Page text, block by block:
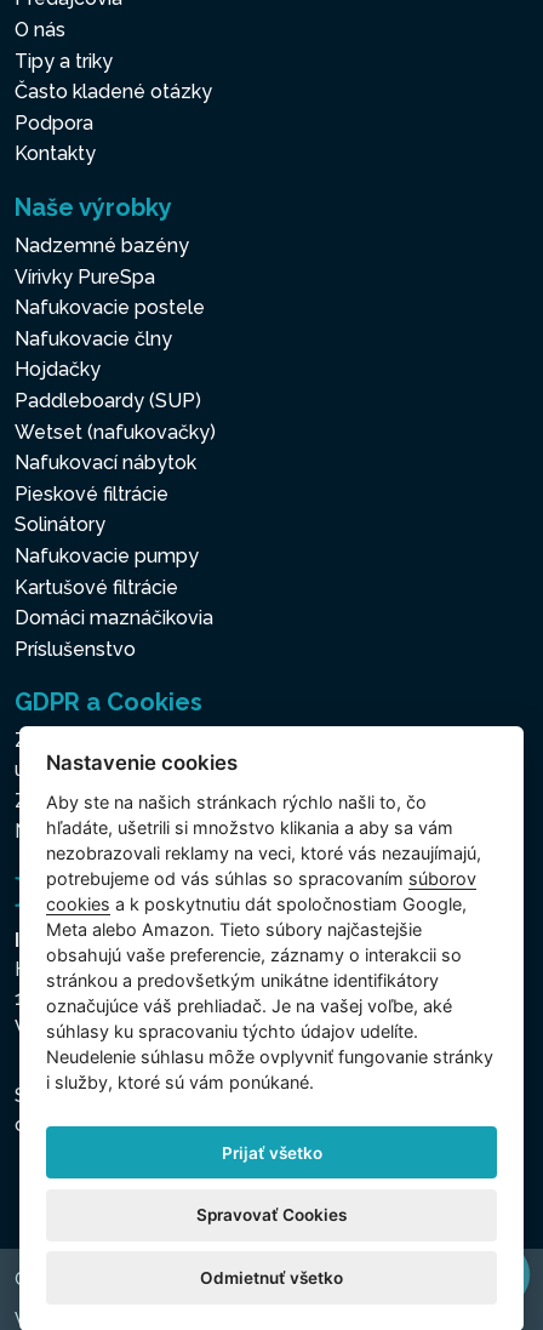
O nás
Tipy a triky
Často kladené otázky
Podpora
Kontakty
Naše výrobky
Nadzemné bazény
Vírivky PureSpa
Nafukovacie postele
Nafukovacie člny
Hojdačky
Paddleboardy (SUP)
Wetset (nafukovačky)
Nafukovací nábytok
Pieskové filtrácie
Solinátory
Nafukovacie pumpy
Kartušové filtrácie
Domáci maznáčikovia
Príslušenstvo
GDPR a Cookies
Zásady ochrany osobných a ďalších spracovávaných
údajov
Zásady používania súborov cookies
Nastavenie cookies
Intex Trading, s.r.o.
Hradecká 2526/3
130 00 Praha 3
Vinohrady - Česká republika
Spoločnosť je zapísaná na Mestskom súde v Prahe,
oddiel C, vložka 74759, IČO 26150808, DIČ CZ26150808.
Copyright © 2026 INTEX TRADING s.r.o. All rights reserved.
Web by
Nastavenie cookies
Aby ste na našich stránkach rýchlo našli to, čo
hľadáte, ušetrili si množstvo klikania a aby sa vám
nezobrazovali reklamy na veci, ktoré vás nezaujímajú,
potrebujeme od vás súhlas so spracovaním súborov
cookies a k poskytnutiu dát spoločnostiam Google,
Meta alebo Amazon. Tieto súbory najčastejšie
obsahujú vaše preferencie, záznamy o interakcii so
stránkou a predovšetkým unikátne identifikátory
označujúce váš prehliadač. Je na vašej voľbe, aké
súhlasy ku spracovaniu týchto údajov udelíte.
Neudelenie súhlasu mȏže ovplyvniť fungovanie stránky
i služby, ktoré sú vám ponúkané.
Prijať všetko
Spravovať Cookies
Odmietnuť všetko